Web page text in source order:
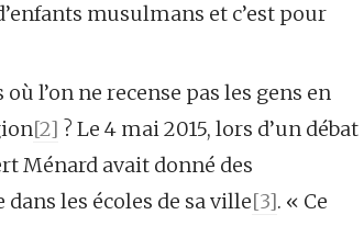
musulmans et c’est pour
l’on ne recense pas les gens en
[2] ? Le 4 mai 2015, lors d’un débat
Ménard avait donné des
les écoles de sa ville[3]. « Ce